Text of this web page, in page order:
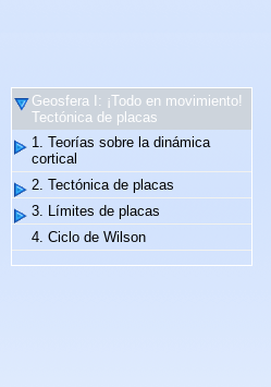
Geosfera I: ¡Todo en movimiento!
Tectónica de placas
1. Teorías sobre la dinámica
cortical
2. Tectónica de placas
3. Límites de placas
4. Ciclo de Wilson